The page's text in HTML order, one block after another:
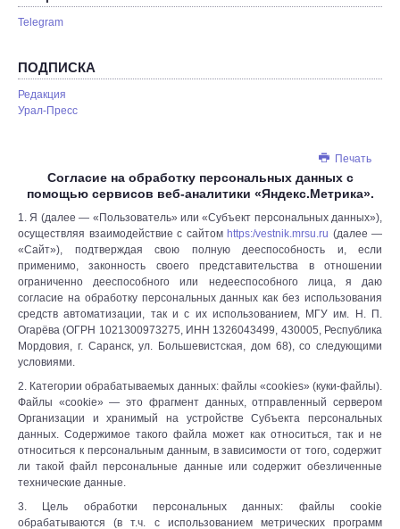
Telegram
ПОДПИСКА
Редакция
Урал-Пресс
Печать
Согласие на обработку персональных данных с
помощью сервисов веб-аналитики «Яндекс.Метрика».
1. Я (далее — «Пользователь» или «Субъект персональных данных»),
осуществляя взаимодействие с сайтом https:/vestnik.mrsu.ru (далее —
«Сайт»), подтверждая свою полную дееспособность и, если
применимо, законность своего представительства в отношении
ограниченно дееспособного или недееспособного лица, я даю
согласие на обработку персональных данных как без использования
средств автоматизации, так и с их использованием, МГУ им. Н. П.
Огарёва (ОГРН 1021300973275, ИНН 1326043499, 430005, Республика
Мордовия, г. Саранск, ул. Большевистская, дом 68), со следующими
условиями.
2. Категории обрабатываемых данных: файлы «cookies» (куки-файлы).
Файлы «cookie» — это фрагмент данных, отправленный сервером
Организации и хранимый на устройстве Субъекта персональных
данных. Содержимое такого файла может как относиться, так и не
относиться к персональным данным, в зависимости от того, содержит
ли такой файл персональные данные или содержит обезличенные
технические данные.
3. Цель обработки персональных данных: файлы cookie
обрабатываются (в т.ч. с использованием метрических программ